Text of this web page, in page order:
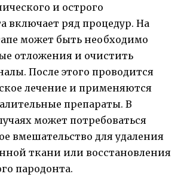
и острого
включает ряд процедур. На
может быть необходимо
отложения и очистить
После этого проводится
лечение и применяются
препараты. В
может потребоваться
вмешательство для удаления
ткани или восстановления
пародонта.